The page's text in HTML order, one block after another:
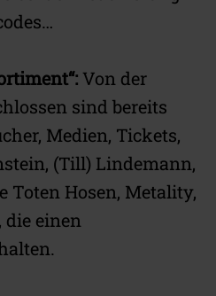
Von der
sind bereits
Medien, Tickets,
(Till) Lindemann,
Toten Hosen, Metality,
die einen